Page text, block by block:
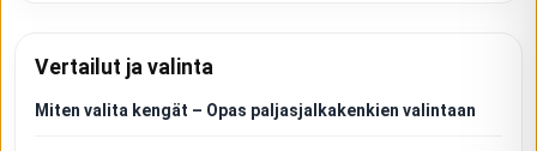
Vertailut ja valinta
Miten valita kengät – Opas paljasjalkakenkien valintaan